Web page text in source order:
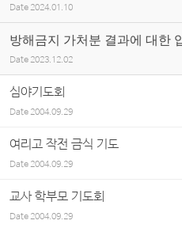
Date 2024.01.10
방해금지 가처분 결과에 대한
Date 2023.12.02
심야기도회
Date2004.09.29
여리고 작전 금식 기도
Date2004.09.29
교사 학부모 기도회
Date2004.09.29